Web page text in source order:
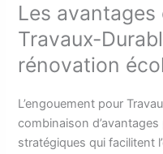
Les avantages
Travaux-
rénovation
L’engouement pour
combinaison
stratégiques qui facilitent